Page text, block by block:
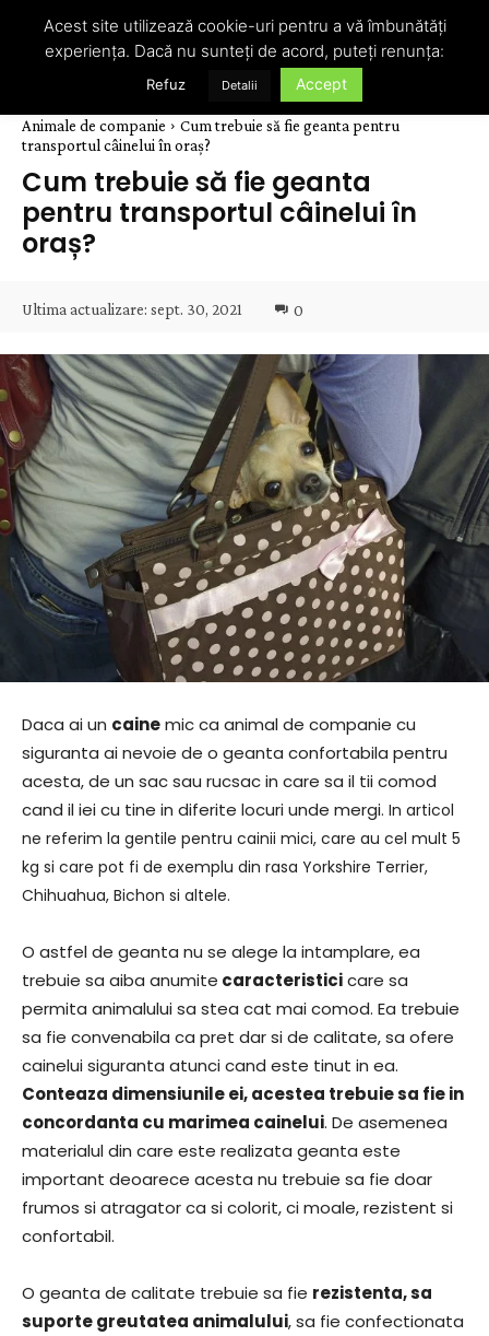
Animale de companie
Cum trebuie să fie geanta pentru
transportul câinelui în oraș?
Cum trebuie să fie geanta
pentru transportul câinelui în
oraș?
Ultima actualizare: sept. 30, 2021 0
Daca ai un cainemic ca animal de companie cu
siguranta ai nevoie de o geanta confortabila pentru
acesta, de un sac sau rucsac in care sa il tii comod
cand il iei cu tine in diferite locuri unde mergi. In articol
ne referim la gentile pentru cainii mici, care au cel mult 5
kg si care pot fi de exemplu din rasa Yorkshire Terrier,
Chihuahua, Bichon si altele.
O astfel de geanta nu se alege la intamplare, ea
trebuie sa aiba anumite caracteristicicare sa
permita animalului sa stea cat mai comod. Ea trebuie
sa fie convenabila ca pret dar si de calitate, sa ofere
cainelui siguranta atunci cand este tinut in ea.
Conteaza dimensiunile ei, acestea trebuie sa fie in
concordanta cu marimea cainelui. De asemenea
materialul din care este realizata geanta este
important deoarece acesta nu trebuie sa fie doar
frumos si atragator ca si colorit, ci moale, rezistent si
confortabil.
O geanta de calitate trebuie sa fie rezistenta, sa
suporte greutatea animalului, sa fie confectionata
Acest site utilizează cookie-uri pentru a vă îmbunătăți
experiența. Dacă nu sunteți de acord, puteți renunța:
Refuz Detalii Accept